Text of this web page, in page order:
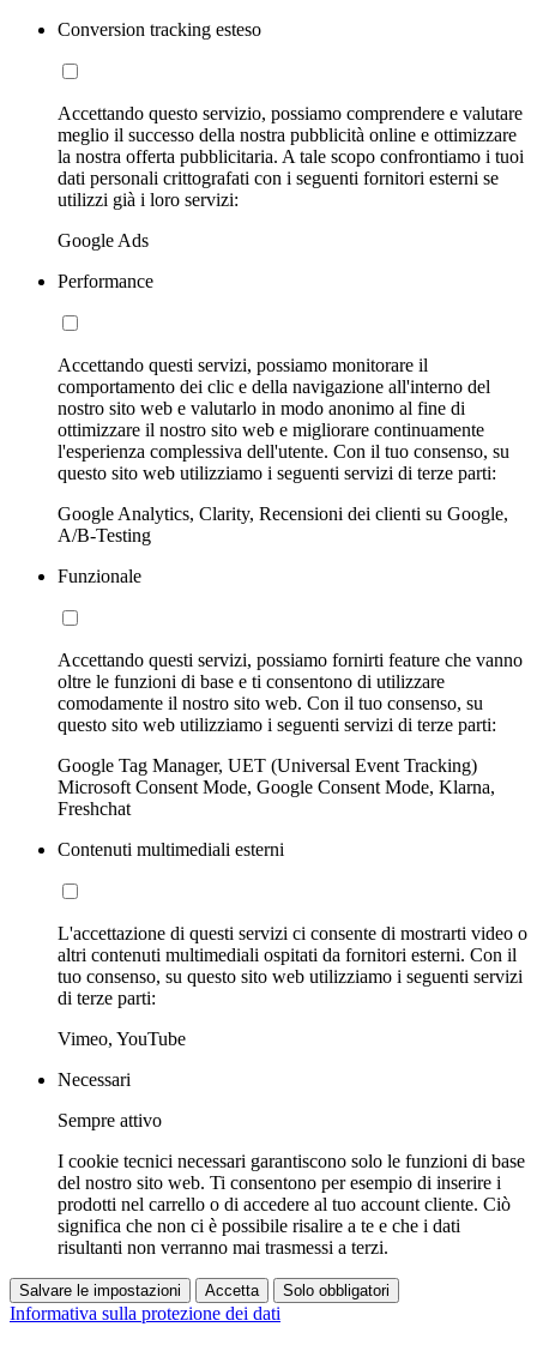
Conversion tracking esteso
Accettando questo servizio, possiamo comprendere e valutare
meglio il successo della nostra pubblicità online e ottimizzare
la nostra offerta pubblicitaria. A tale scopo confrontiamo i tuoi
dati personali crittografati con i seguenti fornitori esterni se
utilizzi già i loro servizi:
Google Ads
Performance
Accettando questi servizi, possiamo monitorare il
comportamento dei clic e della navigazione all'interno del
nostro sito web e valutarlo in modo anonimo al fine di
ottimizzare il nostro sito web e migliorare continuamente
l'esperienza complessiva dell'utente. Con il tuo consenso, su
questo sito web utilizziamo i seguenti servizi di terze parti:
Google Analytics, Clarity, Recensioni dei clienti su Google,
A/B-Testing
Funzionale
Accettando questi servizi, possiamo fornirti feature che vanno
oltre le funzioni di base e ti consentono di utilizzare
comodamente il nostro sito web. Con il tuo consenso, su
questo sito web utilizziamo i seguenti servizi di terze parti:
Google Tag Manager, UET (Universal Event Tracking)
Microsoft Consent Mode, Google Consent Mode, Klarna,
Freshchat
Contenuti multimediali esterni
L'accettazione di questi servizi ci consente di mostrarti video o
altri contenuti multimediali ospitati da fornitori esterni. Con il
tuo consenso, su questo sito web utilizziamo i seguenti servizi
di terze parti:
Vimeo, YouTube
Necessari
Sempre attivo
I cookie tecnici necessari garantiscono solo le funzioni di base
del nostro sito web. Ti consentono per esempio di inserire i
prodotti nel carrello o di accedere al tuo account cliente. Ciò
significa che non ci è possibile risalire a te e che i dati
risultanti non verranno mai trasmessi a terzi.
Salvare le impostazioni Accetta Solo obbligatori
Informativa sulla protezione dei dati